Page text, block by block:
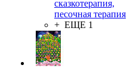
сказкотерапия,
песочная терапия
+ ЕЩЕ 1